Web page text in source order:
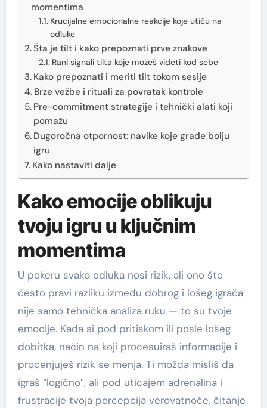
momentima
Krucijalne emocionalne reakcije koje utiču na
odluke
Šta je tilt i kako prepoznati prve znakove
Rani signali tilta koje možeš videti kod sebe
Kako prepoznati i meriti tilt tokom sesije
Brze vežbe i rituali za povratak kontrole
Pre-commitment strategije i tehnički alati koji
pomažu
Dugoročna otpornost: navike koje grade bolju
igru
Kako nastaviti dalje
Kako emocije oblikuju
tvoju igru u ključnim
momentima
U pokeru svaka odluka nosi rizik, ali ono što
često pravi razliku između dobrog i lošeg igrača
nije samo tehnička analiza ruku — to su tvoje
emocije. Kada si pod pritiskom ili posle lošeg
dobitka, način na koji procesuiraš informacije i
procenjuješ rizik se menja. Ti možda misliš da
igraš “logično”, ali pod uticajem adrenalina i
frustracije tvoja percepcija verovatnoće, čitanje